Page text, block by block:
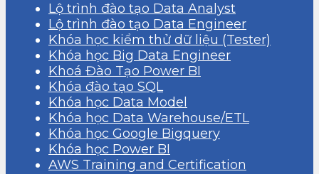
Lộ trình đào tạo Data Analyst
Lộ trình đào tạo Data Engineer
Khóa học kiểm thử dữ liệu (Tester)
Khóa học Big Data Engineer
Khoá Đào Tạo Power BI
Khóa đào tạo SQL
Khóa học Data Model
Khóa học Data Warehouse/ETL
Khóa học Google Bigquery
Khóa học Power BI
AWS Training and Certification